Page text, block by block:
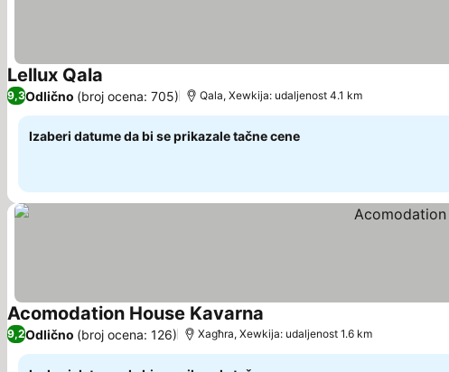
Lellux Qala Pogledaj cene
9,3Odlično (broj ocena: 705) Qala, Xewkija: udaljenost 4.1 km
Izaberi datume da bi se prikazale tačne cene
Acomodation House Kavarna
9,2Odlično (broj ocena: 126) Xagħra, Xewkija: udaljenost 1.6 km